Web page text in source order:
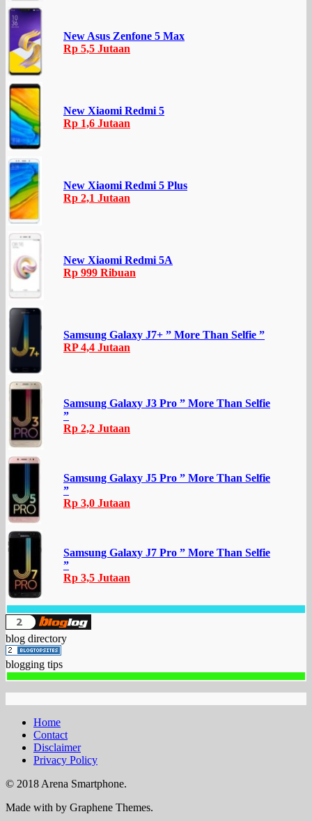
New Asus Zenfone 5 Max
Rp 5,5 Jutaan
New Xiaomi Redmi 5
Rp 1,6 Jutaan
New Xiaomi Redmi 5 Plus
Rp 2,1 Jutaan
New Xiaomi Redmi 5A
Rp 999 Ribuan
Samsung Galaxy J7+ ” More Than Selfie ”
RP 4,4 Jutaan
Samsung Galaxy J3 Pro ” More Than Selfie
”
Rp 2,2 Jutaan
Samsung Galaxy J5 Pro ” More Than Selfie
”
Rp 3,0 Jutaan
Samsung Galaxy J7 Pro ” More Than Selfie
”
Rp 3,5 Jutaan
blog directory
blogging tips
Home
Contact
Disclaimer
Privacy Policy
© 2018 Arena Smartphone.
Made with by Graphene Themes.